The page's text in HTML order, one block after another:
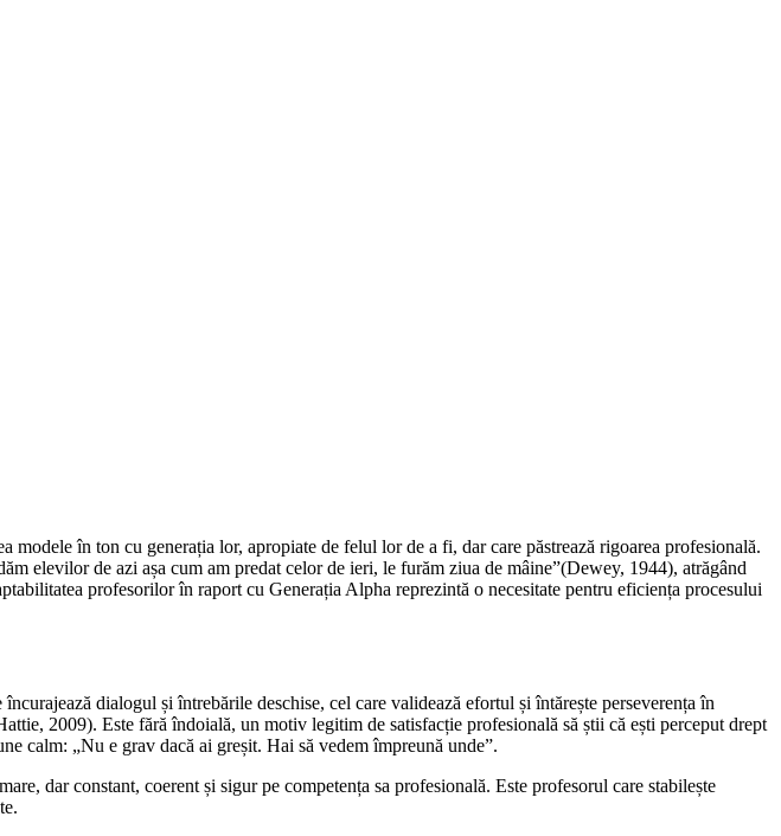
în ton cu generația lor, apropiate de felul lor de a fi, dar care păstrează rigoarea profesională.
elevilor de azi așa cum am predat celor de ieri, le furăm ziua de mâine”(Dewey, 1944), atrăgând
profesorilor în raport cu Generația Alpha reprezintă o necesitate pentru eficiența procesului
dialogul și întrebările deschise, cel care validează efortul și întărește perseverența în
2009). Este fără îndoială, un motiv legitim de satisfacție profesională să știi că ești perceput drept
calm: „Nu e grav dacă ai greșit. Hai să vedem împreună unde”.
dar constant, coerent și sigur pe competența sa profesională. Este profesorul care stabilește